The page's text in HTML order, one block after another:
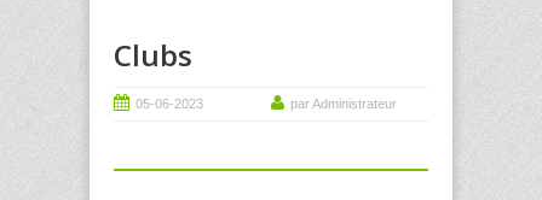
Clubs
05-06-2023 par Administrateur